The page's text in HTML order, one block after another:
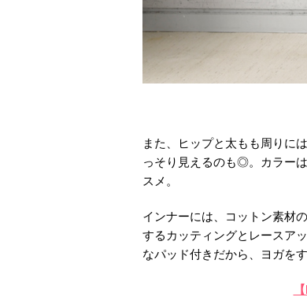
また、ヒップと太もも周りに
っそり見えるのも◎。カラー
スメ。
インナーには、コットン素材
するカッティングとレースア
なパッド付きだから、ヨガを